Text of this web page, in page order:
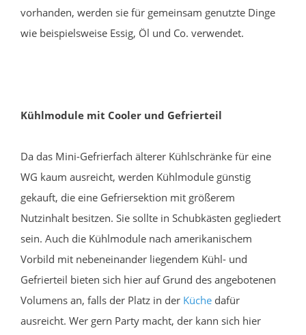
vorhanden, werden sie für gemeinsam genutzte Dinge
wie beispielsweise Essig, Öl und Co. verwendet.
Kühlmodule mit Cooler und Gefrierteil
Da das Mini-Gefrierfach älterer Kühlschränke für eine
WG kaum ausreicht, werden Kühlmodule günstig
gekauft, die eine Gefriersektion mit größerem
Nutzinhalt besitzen. Sie sollte in Schubkästen gegliedert
sein. Auch die Kühlmodule nach amerikanischem
Vorbild mit nebeneinander liegendem Kühl- und
Gefrierteil bieten sich hier auf Grund des angebotenen
Volumens an, falls der Platz in der Küche dafür
ausreicht. Wer gern Party macht, der kann sich hier